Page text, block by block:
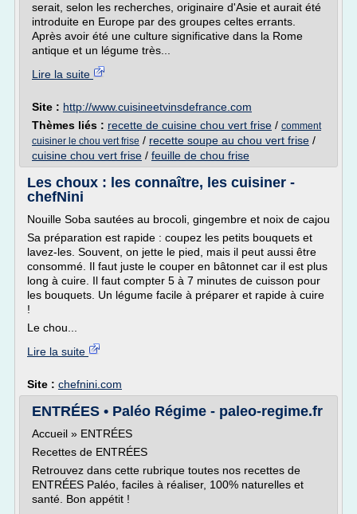
serait, selon les recherches, originaire d'Asie et aurait été
introduite en Europe par des groupes celtes errants.
Après avoir été une culture significative dans la Rome
antique et un légume très...
Lire la suite
Site : http://www.cuisineetvinsdefrance.com
Thèmes liés : recette de cuisine chou vert frise / comment
cuisiner le chou vert frise / recette soupe au chou vert frise /
cuisine chou vert frise / feuille de chou frise
Les choux : les connaître, les cuisiner -
chefNini
Nouille Soba sautées au brocoli, gingembre et noix de cajou
Sa préparation est rapide : coupez les petits bouquets et
lavez-les. Souvent, on jette le pied, mais il peut aussi être
consommé. Il faut juste le couper en bâtonnet car il est plus
long à cuire. Il faut compter 5 à 7 minutes de cuisson pour
les bouquets. Un légume facile à préparer et rapide à cuire
!
Le chou...
Lire la suite
Site : chefnini.com
ENTRÉES • Paléo Régime - paleo-regime.fr
Accueil » ENTRÉES
Recettes de ENTRÉES
Retrouvez dans cette rubrique toutes nos recettes de
ENTRÉES Paléo, faciles à réaliser, 100% naturelles et
santé. Bon appétit !